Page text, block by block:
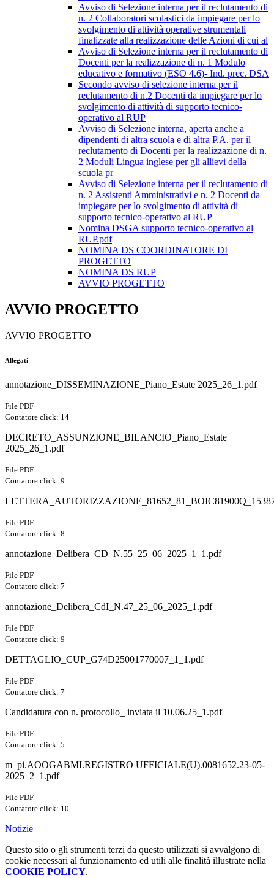
Avviso di Selezione interna per il reclutamento di
n. 2 Collaboratori scolastici da impiegare per lo
svolgimento di attività operative strumentali
finalizzate alla realizzazione delle Azioni di cui al
Avviso di Selezione interna per il reclutamento di
Docenti per la realizzazione di n. 1 Modulo
educativo e formativo (ESO 4.6)- Ind. prec. DSA
Secondo avviso di selezione interna per il
reclutamento di n.2 Docenti da impiegare per lo
svolgimento di attività di supporto tecnico-
operativo al RUP
Avviso di Selezione interna, aperta anche a
dipendenti di altra scuola e di altra P.A. per il
reclutamento di Docenti per la realizzazione di n.
2 Moduli Lingua inglese per gli allievi della
scuola pr
Avviso di Selezione interna per il reclutamento di
n. 2 Assistenti Amministrativi e n. 2 Docenti da
impiegare per lo svolgimento di attività di
supporto tecnico-operativo al RUP
Nomina DSGA supporto tecnico-operativo al
RUP.pdf
NOMINA DS COORDINATORE DI
PROGETTO
NOMINA DS RUP
AVVIO PROGETTO
AVVIO PROGETTO
AVVIO PROGETTO
Allegati
annotazione_DISSEMINAZIONE_Piano_Estate 2025_26_1.pdf
File PDF
Contatore click: 14
DECRETO_ASSUNZIONE_BILANCIO_Piano_Estate
2025_26_1.pdf
File PDF
Contatore click: 9
File PDF
Contatore click: 8
annotazione_Delibera_CD_N.55_25_06_2025_1_1.pdf
File PDF
Contatore click: 7
annotazione_Delibera_CdI_N.47_25_06_2025_1.pdf
File PDF
Contatore click: 9
DETTAGLIO_CUP_G74D25001770007_1_1.pdf
File PDF
Contatore click: 7
Candidatura con n. protocollo_ inviata il 10.06.25_1.pdf
File PDF
Contatore click: 5
m_pi.AOOGABMI.REGISTRO UFFICIALE(U).0081652.23-05-
2025_2_1.pdf
File PDF
Contatore click: 10
Notizie
Questo sito o gli strumenti terzi da questo utilizzati si avvalgono di
cookie necessari al funzionamento ed utili alle finalità illustrate nella
COOKIE POLICY.